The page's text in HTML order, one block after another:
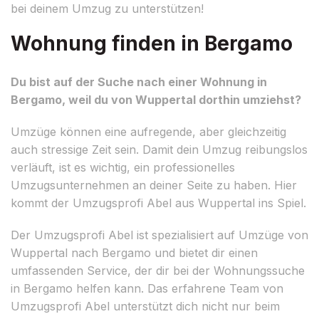
bei deinem Umzug zu unterstützen!
Wohnung finden in Bergamo
Du bist auf der Suche nach einer Wohnung in
Bergamo, weil du von Wuppertal dorthin umziehst?
Umzüge können eine aufregende, aber gleichzeitig
auch stressige Zeit sein. Damit dein Umzug reibungslos
verläuft, ist es wichtig, ein professionelles
Umzugsunternehmen an deiner Seite zu haben. Hier
kommt der Umzugsprofi Abel aus Wuppertal ins Spiel.
Der Umzugsprofi Abel ist spezialisiert auf Umzüge von
Wuppertal nach Bergamo und bietet dir einen
umfassenden Service, der dir bei der Wohnungssuche
in Bergamo helfen kann. Das erfahrene Team von
Umzugsprofi Abel unterstützt dich nicht nur beim